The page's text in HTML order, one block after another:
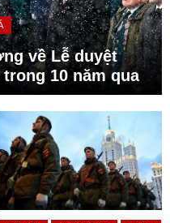
về Lễ duyệt
10 năm qua